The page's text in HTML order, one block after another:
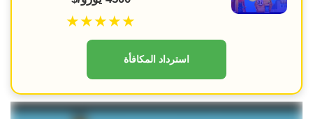
★★★★★
استرداد المكافأة